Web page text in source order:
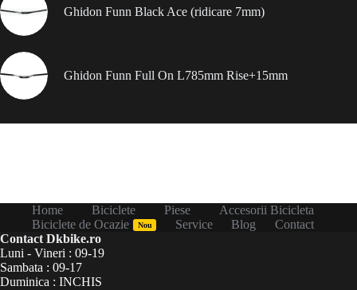
Ghidon Funn Black Ace (ridicare 7mm)
Ghidon Funn Full On L785mm Rise+15mm
Home Biciclete Piese
Accesorii Bicicleta
Biciclete de Ocazie
Nou Service Blog
Contact
Contact Dkbike.ro
Luni - Vineri : 09-19
Sambata : 09-17
Duminica : INCHIS